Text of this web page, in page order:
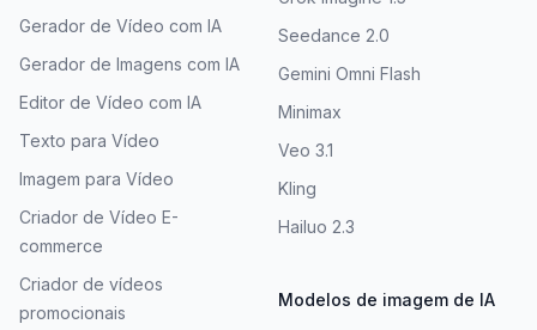
Gerador de Vídeo com IA
Gerador de Imagens com IA
Editor de Vídeo com IA
Texto para Vídeo
Imagem para Vídeo
Criador de Vídeo E-
commerce
Criador de vídeos
promocionais
Seedance 2.0
Gemini Omni Flash
Minimax
Veo 3.1
Kling
Hailuo 2.3
Modelos de imagem de IA